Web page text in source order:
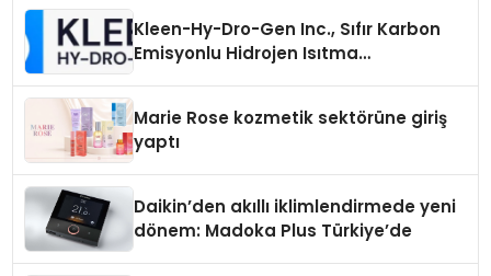
Kleen-Hy-Dro-Gen Inc., Sıfır Karbon
Emisyonlu Hidrojen Isıtma
Marie Rose kozmetik sektörüne giriş
yaptı
Daikin’den akıllı iklimlendirmede yeni
dönem: Madoka Plus Türkiye’de